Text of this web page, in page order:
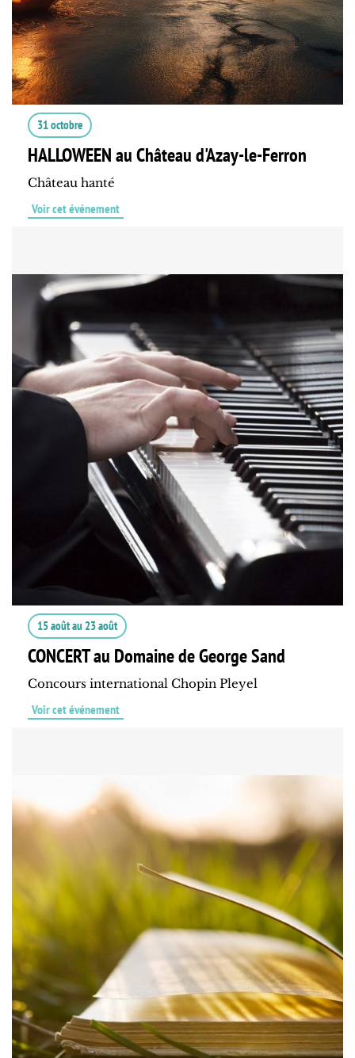
31 octobre
HALLOWEEN au Château d'Azay-le-Ferron
Château hanté
Voir cet événement
15 aoûtau 23 août
CONCERT au Domaine de George Sand
Concours international Chopin Pleyel
Voir cet événement